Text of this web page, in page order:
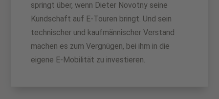
springt über, wenn Dieter Novotny seine
Kundschaft auf E-Touren bringt. Und sein
technischer und kaufmännischer Verstand
machen es zum Vergnügen, bei ihm in die
eigene E-Mobilität zu investieren.